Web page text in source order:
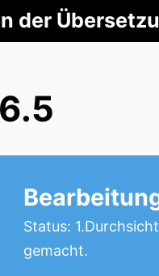
der
6.5
Status:
gemacht.